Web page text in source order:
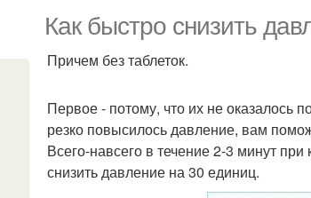
Как быстро снизить
Причем без таблеток.
Первое - потому, что их не оказалось
резко повысилось давление, вам
Всего-навсего в течение 2-3 минут
снизить давление на 30 единиц.